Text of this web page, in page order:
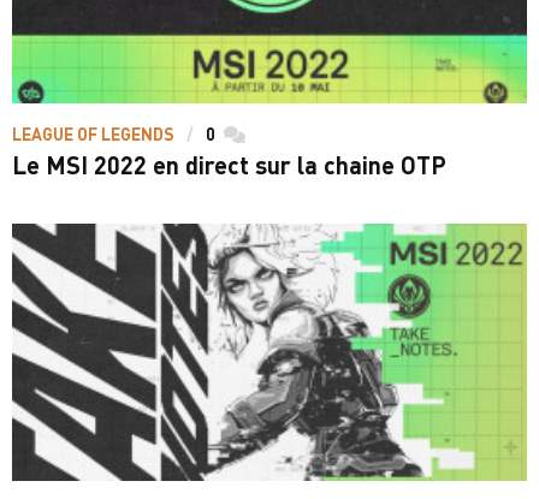
LEAGUE OF LEGENDS 0 commentaires
Le MSI 2022 en direct sur la chaine OTP